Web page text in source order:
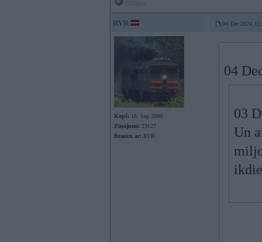
RVR 04. Dec 2024,
Kopš: 18. Sep 2008
Ziņojumi: 23127
Braucu ar: RVR
04
03
Un